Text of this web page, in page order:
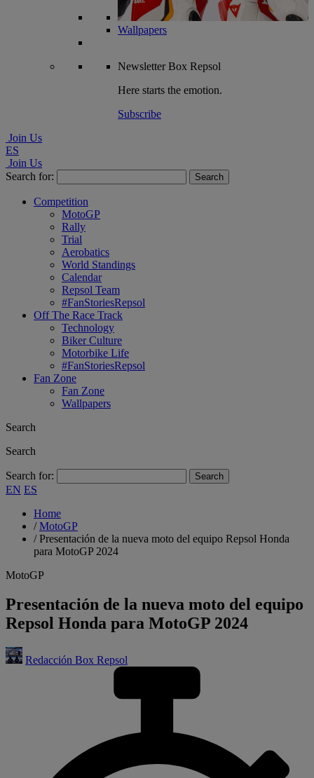
Wallpapers
NewsletterBox Repsol
Here starts the emotion.
Subscribe
Join Us
ES
Join Us
Search for:
Competition
MotoGP
Rally
Trial
Aerobatics
World Standings
Calendar
Repsol Team
#FanStoriesRepsol
Off The Race Track
Technology
Biker Culture
Motorbike Life
#FanStoriesRepsol
Fan Zone
Fan Zone
Wallpapers
Search
Search
Search for:
EN ES
Home
/MotoGP
/Presentación de la nueva moto del equipo Repsol Honda
para MotoGP 2024
MotoGP
Presentación de la nueva moto del equipo
Repsol Honda para MotoGP 2024
Redacción Box Repsol